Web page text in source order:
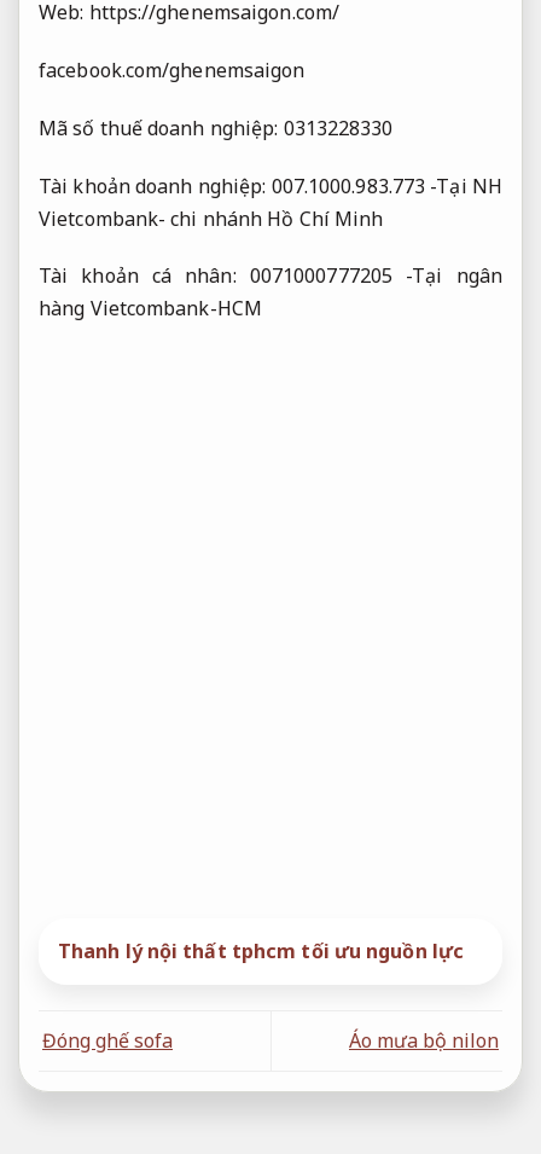
Web: https://ghenemsaigon.com/
facebook.com/ghenemsaigon
Mã số thuế doanh nghiệp: 0313228330
Tài khoản doanh nghiệp: 007.1000.983.773 -Tại NH
Vietcombank- chi nhánh Hồ Chí Minh
Tài khoản cá nhân: 0071000777205 -Tại ngân
hàng Vietcombank-HCM
Thanh lý nội thất tphcm tối ưu nguồn lực
Đóng ghế sofa Áo mưa bộ nilon